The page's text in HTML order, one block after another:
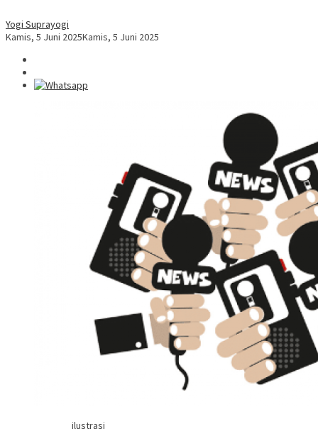
Yogi Suprayogi
Kamis, 5 Juni 2025Kamis, 5 Juni 2025
ilustrasi